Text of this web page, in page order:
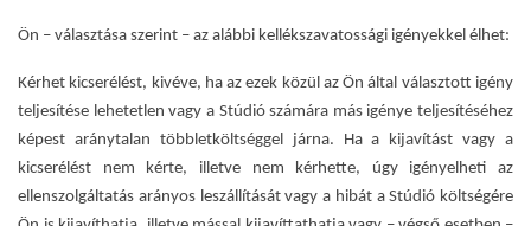
Ön – választása szerint – az alábbi kellékszavatossági igényekkel élhet:
Kérhet kicserélést, kivéve, ha az ezek közül az Ön által választott igény
teljesítése lehetetlen vagy a Stúdió számára más igénye teljesítéséhez
képest aránytalan többletköltséggel járna. Ha a kijavítást vagy a
kicserélést nem kérte, illetve nem kérhette, úgy igényelheti az
ellenszolgáltatás arányos leszállítását vagy a hibát a Stúdió költségére